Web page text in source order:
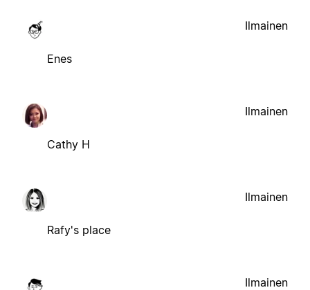
Enes
Ilmainen
Cathy H
Ilmainen
Rafy's place
Ilmainen
Ilmainen